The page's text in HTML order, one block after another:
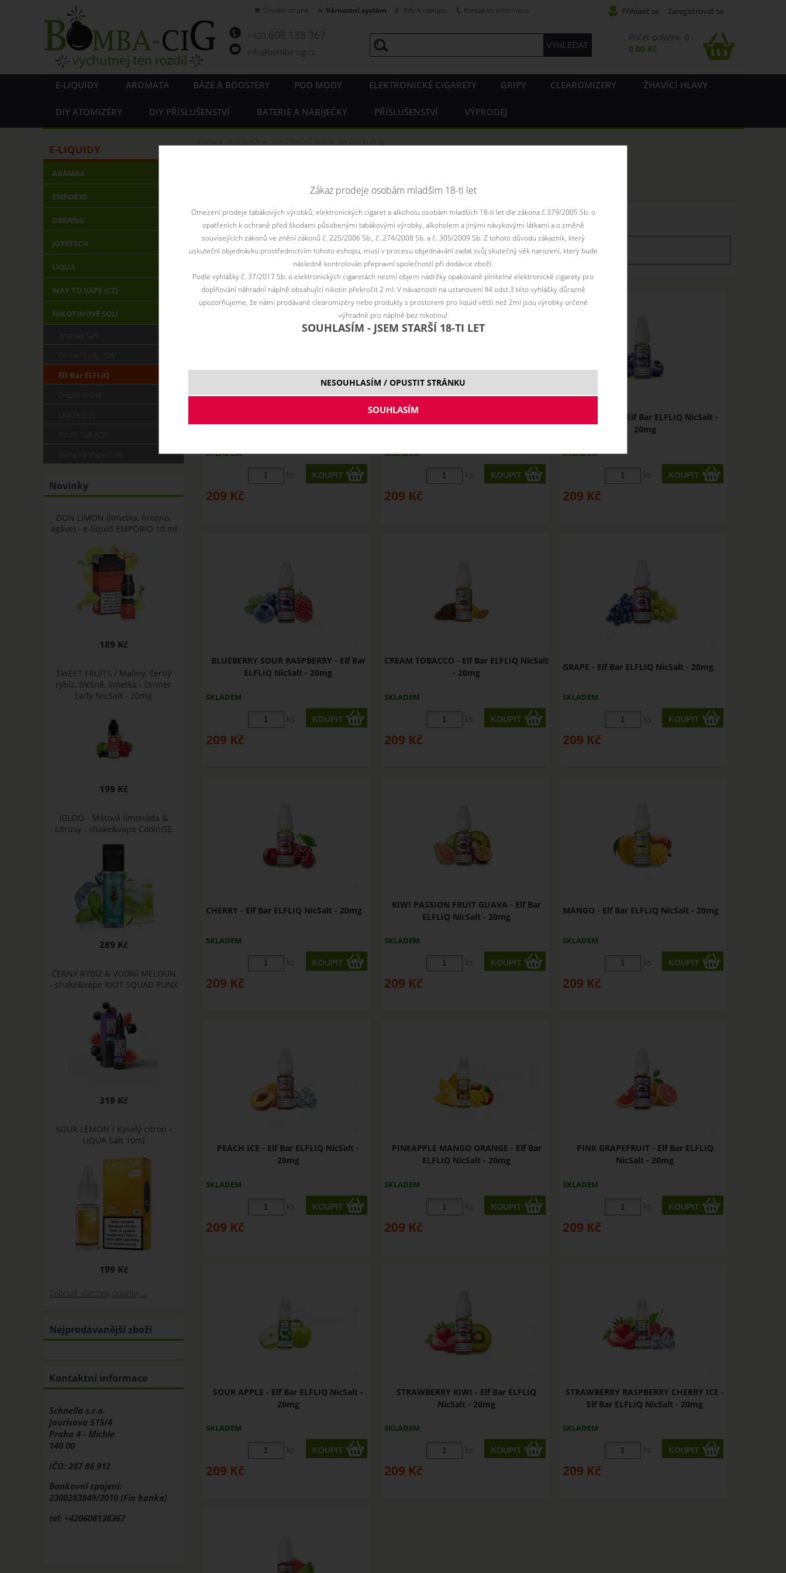
+420 608 138 367
info@bomba-cig.cz
Počet položek: 0
0,00 Kč
E-LIQUIDY AROMATA BÁZE A BOOSTERY POD MODY ELEKTRONICKÉ CIGARETY GRIPY CLEAROMIZERY ŽHAVÍCÍ HLAVY
DIY ATOMIZÉRY DIY PŘÍSLUŠENSTVÍ BATERIE A NABÍJEČKY PŘÍSLUŠENSTVÍ VÝPRODEJ
Přihlásit se Zaregistrovat se
Úvodní strana Věrnostní systém Info k nákupu Kontaktní informace
Řadit podle:
pouze skladem
Filtr dostupnosti
není skladem
není skladem skadem skaldem skladem
SKLADEM
ks
209 Kč
BLACKBERRY LEMON - Elf Bar ELFLIQ
SKLADEM
ks
209 Kč
BLUEBERRY - Elf Bar ELFLIQ NicSalt -
20mg
SKLADEM
ks
209 Kč
BLUEBERRY SOUR RASPBERRY - Elf Bar
ELFLIQ NicSalt - 20mg
SKLADEM
ks
209 Kč
CREAM TOBACCO - Elf Bar ELFLIQ NicSalt
- 20mg
SKLADEM
ks
209 Kč
GRAPE - Elf Bar ELFLIQ NicSalt - 20mg
SKLADEM
ks
209 Kč
CHERRY - Elf Bar ELFLIQ NicSalt - 20mg
SKLADEM
ks
209 Kč
KIWI PASSION FRUIT GUAVA - Elf Bar
ELFLIQ NicSalt - 20mg
SKLADEM
ks
209 Kč
MANGO - Elf Bar ELFLIQ NicSalt - 20mg
SKLADEM
ks
209 Kč
PEACH ICE - Elf Bar ELFLIQ NicSalt -
20mg
SKLADEM
ks
209 Kč
PINEAPPLE MANGO ORANGE - Elf Bar
ELFLIQ NicSalt - 20mg
SKLADEM
ks
209 Kč
PINK GRAPEFRUIT - Elf Bar ELFLIQ
NicSalt - 20mg
SKLADEM
ks
209 Kč
SOUR APPLE - Elf Bar ELFLIQ NicSalt -
20mg
SKLADEM
ks
209 Kč
STRAWBERRY KIWI - Elf Bar ELFLIQ
NicSalt - 20mg
SKLADEM
ks
209 Kč
STRAWBERRY RASPBERRY CHERRY ICE -
Elf Bar ELFLIQ NicSalt - 20mg
SKLADEM
ks
209 Kč
E-LIQUIDY
ARAMAX
EMPORIO
DEKANG
JOYETECH
LIQUA
WAY TO VAPE (CZ)
NIKOTINOVÉ SOLI
Elf Bar ELFLIQ
Novinky
DON LIMON (limetka, hrozno,
agáve) - e-liquid EMPORIO 10 ml
189 Kč
SWEET FRUITS / Maliny, černý
rybíz, třešně, limetka - Dinner
Lady NicSalt - 20mg
199 Kč
IGLOO - Mátová limonáda &
citrusy - shake&vape CoolniSE
289 Kč
ČERNÝ RYBÍZ & VODNÍ MELOUN
- shake&vape RIOT SQUAD PUNX
319 Kč
SOUR LEMON / Kyselý citron -
LIQUA Salt 10ml
199 Kč
Zobrazit všechny novinky ...
Nejprodávanější zboží
Kontaktní informace
Schnella s.r.o.
Jaurisova 515/4
Praha 4 - Michle
140 00
IČO: 287 86 912
Bankovní spojení:
2300283849/2010 (Fio banka)
tel: +420608138367
Zákaz prodeje osobám mladším 18-ti let
Omezení prodeje tabákových výrobků, elektronických cigaret a alkoholu osobám mladších 18-ti let dle zákona č.379/2005 Sb. o
opatřeních k ochraně před škodami působenými tabákovými výrobky, alkoholem a jinými návykovými látkami a o změně
souvisejících zákonů ve znění zákonů č. 225/2006 Sb., č. 274/2008 Sb. a č. 305/2009 Sb. Z tohoto důvodu zákazník, který
uskuteční objednávku prostřednictvím tohoto eshopu, musí v procesu objednávání zadat svůj skutečný věk narození, který bude
následně kontrolován přepravní společností při dodávce zboží.
Podle vyhlášky č. 37/2017 Sb. o elektronických cigaretách nesmí objem nádržky opakovaně plnitelné elektronické cigarety pro
doplňování náhradní náplně obsahující nikotin překročit 2 ml. V návaznosti na ustanovení §4 odst.3 této vyhlášky důrazně
upozorňujeme, že námi prodávané clearomizéry nebo produkty s prostorem pro liquid větší než 2ml jsou výrobky určené
výhradně pro náplně bez nikotinu!
SOUHLASÍM - JSEM STARŠÍ 18-TI LET
NESOUHLASÍM / OPUSTIT STRÁNKU